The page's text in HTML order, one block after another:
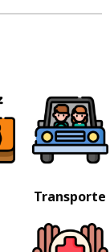
Transporte